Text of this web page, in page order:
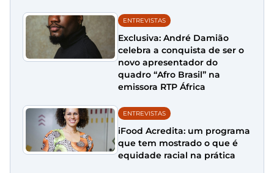
ENTREVISTAS
Exclusiva: André Damião
celebra a conquista de ser o
novo apresentador do
quadro “Afro Brasil” na
emissora RTP África
ENTREVISTAS
iFood Acredita: um programa
que tem mostrado o que é
equidade racial na prática